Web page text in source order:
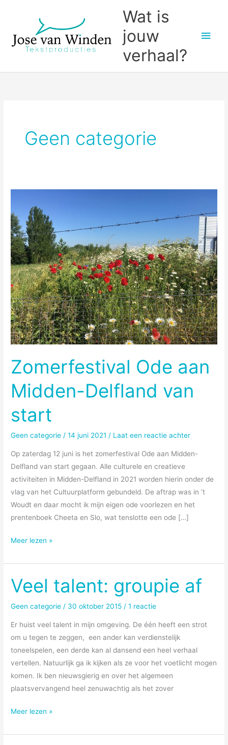
inhoud
Wat is
jouw
verhaal?
Geen categorie
Zomerfestival Ode aan
Midden-Delfland van
start
Geen categorie /14 juni 2021 / Laat een reactie achter
Op zaterdag 12 juni is het zomerfestival Ode aan Midden-
Delfland van start gegaan. Alle culturele en creatieve
activiteiten in Midden-Delfland in 2021 worden hierin onder de
vlag van het Cultuurplatform gebundeld. De aftrap was in ’t
Woudt en daar mocht ik mijn eigen ode voorlezen en het
prentenboek Cheeta en Slo, wat tenslotte een ode […]
Zomerfestival
aan
Midden-
Delfland
van
Meer lezen »
Veel talent: groupie af
Geen categorie / 30 oktober 2015/1 reactie
Er huist veel talent in mijn omgeving. De één heeft een strot
om u tegen te zeggen, een ander kan verdienstelijk
toneelspelen, een derde kan al dansend een heel verhaal
vertellen. Natuurlijk ga ik kijken als ze voor het voetlicht mogen
komen. Ik ben nieuwsgierig en over het algemeen
plaatsvervangend heel zenuwachtig als het zover
Veel
groupie
Meer lezen »